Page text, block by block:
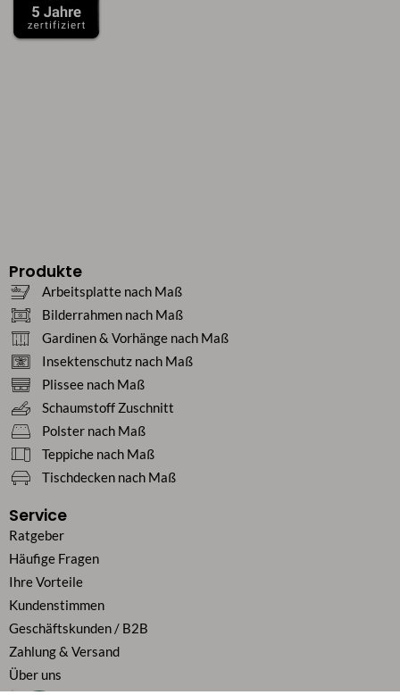
Produkte
Arbeitsplatte nach Maß
Bilderrahmen nach Maß
Gardinen & Vorhänge nach Maß
Insektenschutz nach Maß
Plissee nach Maß
Schaumstoff Zuschnitt
Polster nach Maß
Teppiche nach Maß
Tischdecken nach Maß
Service
Ratgeber
Häufige Fragen
Ihre Vorteile
Kundenstimmen
Geschäftskunden / B2B
Zahlung & Versand
Über uns